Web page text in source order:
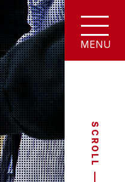
SCROLL